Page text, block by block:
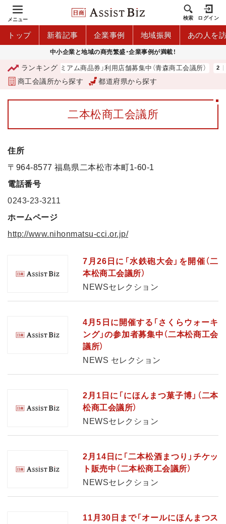
メニュー 検索 ログイン
トップ 新着記事 企業事例 地域振興 あの人を
中小企業と地域の商売繁盛・企業事例が満載！
ランキング
「青森市プレミアム商品券」利用店舗募集中（青森商工会議所） 河
商工会議所から探す 都道府県から探す
二本松商工会議所
住所
〒964-8577 福島県二本松市本町1-60-1
電話番号
0243-23-3211
ホームページ
http://www.nihonmatsu-cci.or.jp/
7月26日に「水鉄砲大会」を開催（二
本松商工会議所）
NEWSセレクション
4月5日に開催する「さくらウォーキ
ング」の参加者募集中（二本松商工会
議所）
NEWS セレクション
2月1日に「にほんまつ菓子博」（二本
松商工会議所）
NEWSセレクション
2月14日に「二本松酒まつり」チケッ
ト販売中（二本松商工会議所）
NEWSセレクション
11月30日まで「オールにほんまつス